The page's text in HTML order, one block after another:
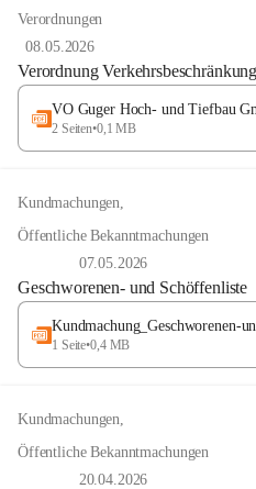
Verordnungen
08.05.2026
Verordnung
VO Guger Hoch- und Tiefbau
2 Seiten•0,1 MB
Kundmachungen,
Öffentliche Bekanntmachungen
07.05.2026
Geschworenen- und Schöffenliste
Kundmachung_Geschworenen-
1 Seite•0,4 MB
Kundmachungen,
Öffentliche Bekanntmachungen
20.04.2026